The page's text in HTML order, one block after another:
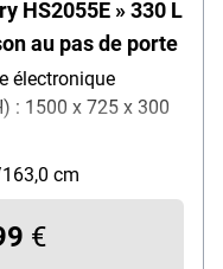
HS2055E » 330 L
au pas de porte
électronique
: 1500 x 725 x 300
cm
€